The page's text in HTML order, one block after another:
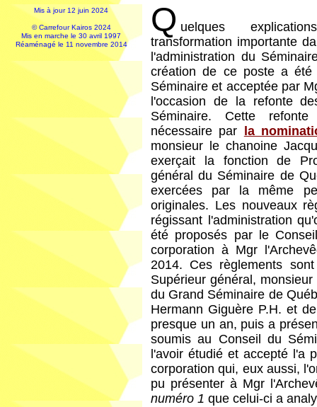
Mis à jour 12 juin 2024
© Carrefour Kairos 2024
Mis en marche le 30 avril 1997
Réaménagé le 11 novembre 2014
Q uelques
transformation importante
l'administration du
création de ce poste a été
Séminaire et acceptée par
l'occasion de la refonte
Séminaire. Cette
nécessaire par
la
monsieur le chanoine
exerçait la fonction de
général du Séminaire de
exercées par la même
originales. Les nouveaux
régissant l'administration
été proposés par le
corporation à Mgr
2014. Ces règlements
Supérieur général,
du Grand Séminaire de
Hermann Giguère P.H. et
presque un an, puis a
soumis au Conseil du
l'avoir étudié et accepté l'a
corporation qui, eux aussi,
pu présenter à Mgr
numéro 1 que celui-ci a